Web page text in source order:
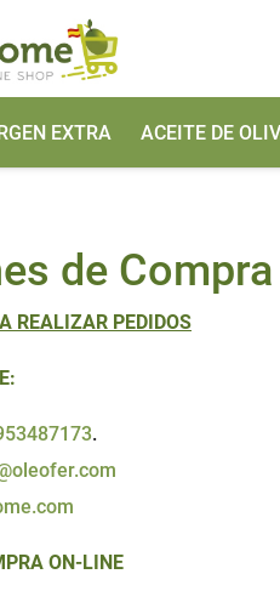
EXTRA ACEITE DE
de
REALIZAR PEDIDOS
.
ON-LINE